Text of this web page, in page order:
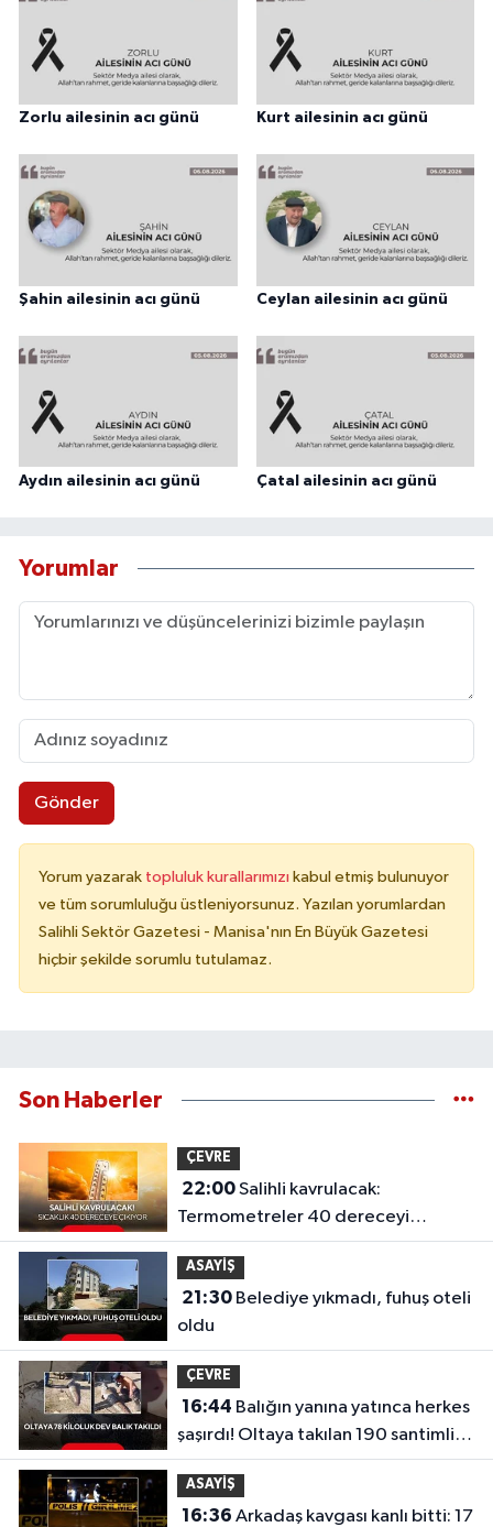
Zorlu ailesinin acı günü Kurt ailesinin acı günü
Şahin ailesinin acı günü Ceylan ailesinin acı günü
Aydın ailesinin acı günü Çatal ailesinin acı günü
Yorumlar
Gönder
Yorum yazarak topluluk kurallarımızı kabul etmiş bulunuyor
ve tüm sorumluluğu üstleniyorsunuz. Yazılan yorumlardan
Salihli Sektör Gazetesi - Manisa'nın En Büyük Gazetesi
hiçbir şekilde sorumlu tutulamaz.
Son Haberler
ÇEVRE
22:00Salihli kavrulacak:
Termometreler 40 dereceyi
gösterecek
ASAYİŞ
21:30Belediye yıkmadı, fuhuş oteli
oldu
ÇEVRE
16:44
şaşırdı! Oltaya takılan 190 santimlik
dev yayın balığı
ASAYİŞ
16:36